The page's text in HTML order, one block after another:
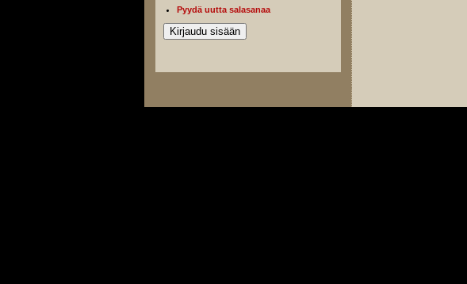
Pyydä uutta salasanaa